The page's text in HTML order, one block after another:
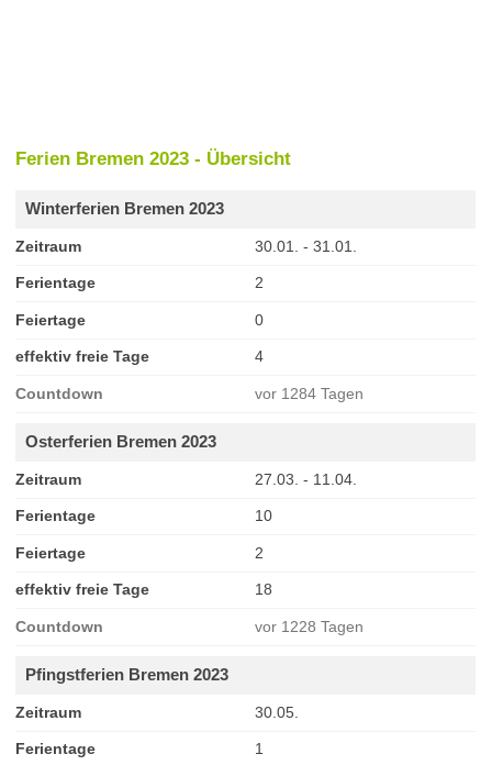
Ferien Bremen 2023 - Übersicht
Winterferien Bremen 2023
Zeitraum 30.01. - 31.01.
Ferientage 2
Feiertage 0
effektiv freie Tage 4
Countdown vor 1284 Tagen
Osterferien Bremen 2023
Zeitraum 27.03. - 11.04.
Ferientage 10
Feiertage 2
effektiv freie Tage 18
Countdown vor 1228 Tagen
Pfingstferien Bremen 2023
Zeitraum 30.05.
Ferientage 1